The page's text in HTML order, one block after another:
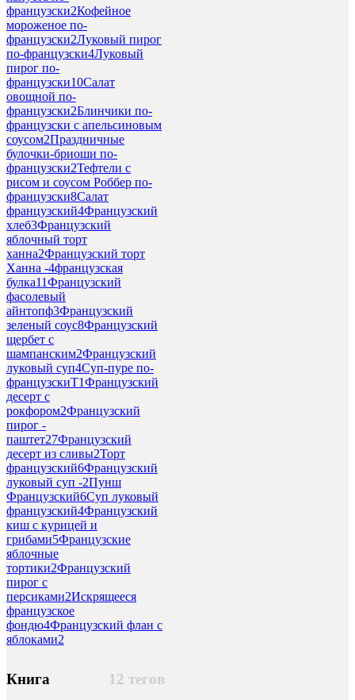
французски2Кофейное
мороженое по-
французски2Луковый пирог
по-французски4Луковый
пирог по-
французски10Салат
овощной по-
французски2Блинчики по-
французски с апельсиновым
соусом2Праздничные
булочки-бриоши по-
французски2Тефтели с
рисом и соусом Роббер по-
французски8Салат
французский4Французский
хлеб3Французский
яблочный торт
ханна2Французский торт
Ханна -4французская
булка11Французский
фасолевый
айнтопф3Французский
зеленый соус8Французский
щербет с
шампанским2Французский
луковый суп4Суп-пуре по-
французскиT1Французский
десерт с
рокфором2Французский
пирог -
паштет27Французский
десерт из сливы2Торт
французский6Французский
луковый суп -2Пунш
Французский6Суп луковый
французский4Французский
киш с курицей и
грибами5Французские
яблочные
тортики2Французский
пирог с
персиками2Искрящееся
французское
фондю4Французский флан с
яблоками2
12 тегов
Книга